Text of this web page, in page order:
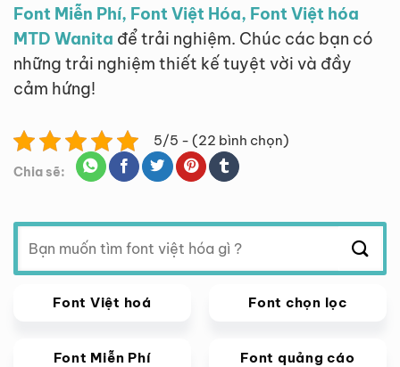
Font Miễn Phí, Font Việt Hóa, Font Việt hóa
MTD Wanita để trải nghiệm. Chúc các bạn có
những trải nghiệm thiết kế tuyệt vời và đầy
cảm hứng!
5/5 - (22 bình chọn)
Chia sẽ:
Tìm
kiếm:
Font Việt hoá Font chọn lọc
Font Miễn Phí Font quảng cáo